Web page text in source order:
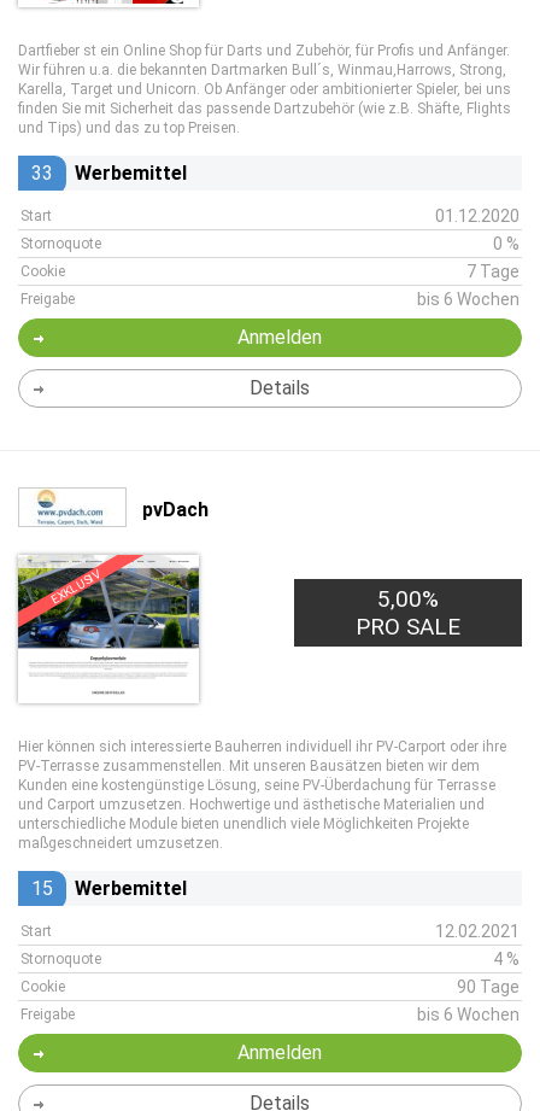
Dartfieber st ein Online Shop für Darts und Zubehör, für Profis und Anfänger.
Wir führen u.a. die bekannten Dartmarken Bull´s, Winmau,Harrows, Strong,
Karella, Target und Unicorn. Ob Anfänger oder ambitionierter Spieler, bei uns
finden Sie mit Sicherheit das passende Dartzubehör (wie z.B. Shäfte, Flights
und Tips) und das zu top Preisen.
33 Werbemittel
Start 01.12.2020
Stornoquote 0 %
Cookie 7 Tage
Freigabe bis 6 Wochen
Anmelden
Details
pvDach
EXKLUSIV
5,00%
PRO SALE
Hier können sich interessierte Bauherren individuell ihr PV-Carport oder ihre
PV-Terrasse zusammenstellen. Mit unseren Bausätzen bieten wir dem
Kunden eine kostengünstige Lösung, seine PV-Überdachung für Terrasse
und Carport umzusetzen. Hochwertige und ästhetische Materialien und
unterschiedliche Module bieten unendlich viele Möglichkeiten Projekte
maßgeschneidert umzusetzen.
15 Werbemittel
Start 12.02.2021
Stornoquote 4 %
Cookie 90 Tage
Freigabe bis 6 Wochen
Anmelden
Details